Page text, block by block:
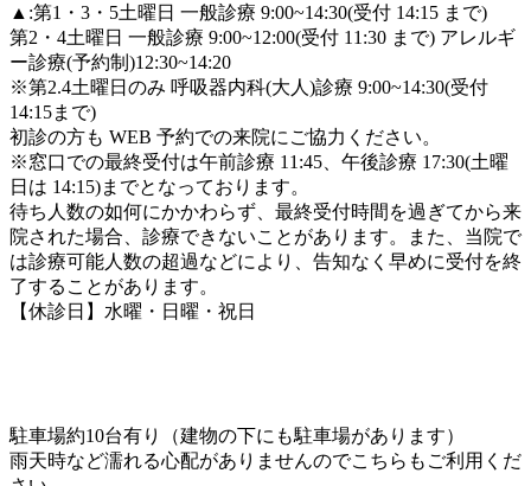
▲:第1・3・5土曜日 一般診療 9:00~14:30(受付 14:15 まで)
第2・4土曜日 一般診療 9:00~12:00(受付 11:30 まで) アレルギ
ー診療(予約制)12:30~14:20
※第2.4土曜日のみ 呼吸器内科(大人)診療 9:00~14:30(受付
14:15まで)
初診の方も WEB 予約での来院にご協力ください。
※窓口での最終受付は午前診療 11:45、午後診療 17:30(土曜
日は 14:15)までとなっております。
待ち人数の如何にかかわらず、最終受付時間を過ぎてから来
院された場合、診療できないことがあります。また、 当院で
は診療可能人数の超過などにより、告知なく早めに受付を終
了することがあります。
【休診日】水曜・日曜・祝日
駐車場約10台有り（建物の下にも駐車場があります）
雨天時など濡れる心配がありませんのでこちらもご利用くだ